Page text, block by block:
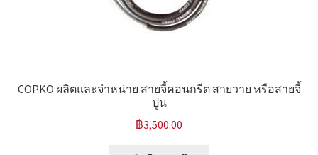
COPKO ผลิตและจำหน่าย สายจี้คอนกรีต สายวาย หรือสายจี้
ปูน
฿3,500.00